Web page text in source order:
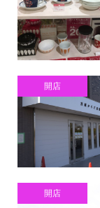
開店
開店